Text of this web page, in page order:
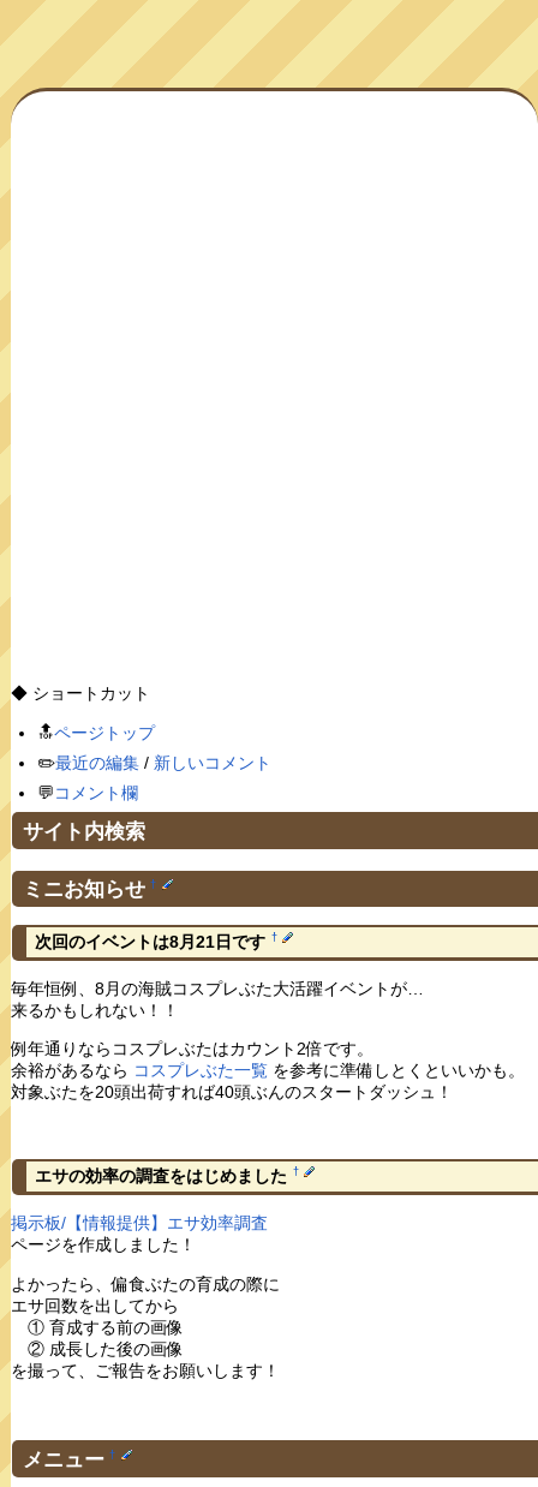
◆ ショートカット
🔝ページトップ
✏️最近の編集/ 新しいコメント
💬コメント欄
サイト内検索
ミニお知らせ †
次回のイベントは8月21日です †
毎年恒例、8月の海賊コスプレぶた大活躍イベントが…
来るかもしれない！！
例年通りならコスプレぶたはカウント2倍です。
余裕があるなら コスプレぶた一覧を参考に準備しとくといいかも。
対象ぶたを20頭出荷すれば40頭ぶんのスタートダッシュ！
エサの効率の調査をはじめました †
掲示板/【情報提供】エサ効率調査
ページを作成しました！
よかったら、偏食ぶたの育成の際に
エサ回数を出してから
① 育成する前の画像
② 成長した後の画像
を撮って、ご報告をお願いします！
メニュー †